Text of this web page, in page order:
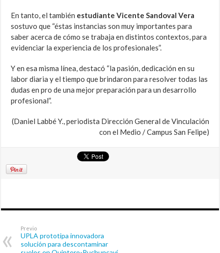
En tanto, el también estudiante Vicente Sandoval Vera
sostuvo que “éstas instancias son muy importantes para
saber acerca de cómo se trabaja en distintos contextos, para
evidenciar la experiencia de los profesionales”.
Y en esa misma línea, destacó “la pasión, dedicación en su
labor diaria y el tiempo que brindaron para resolver todas las
dudas en pro de una mejor preparación para un desarrollo
profesional”.
(Daniel Labbé Y., periodista Dirección General de Vinculación
con el Medio / Campus San Felipe)
Previo
UPLA prototipa innovadora
solución para descontaminar